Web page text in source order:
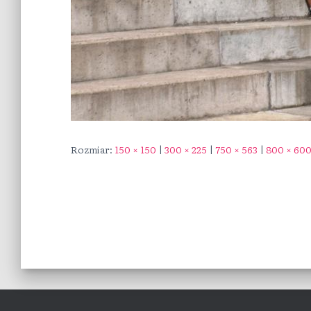
Rozmiar: 150 × 150 | 300 × 225 | 750 × 563 | 800 × 600